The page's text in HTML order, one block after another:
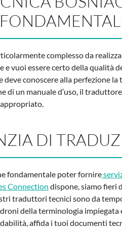
complesso da
e vuoi essere certo della
conoscere alla perfezione
di un manuale d’uso, il
DI
fondamentale poter fornire
Connection dispone, siamo fieri
traduttori tecnici sono da
della terminologia
affida i tuoi documenti